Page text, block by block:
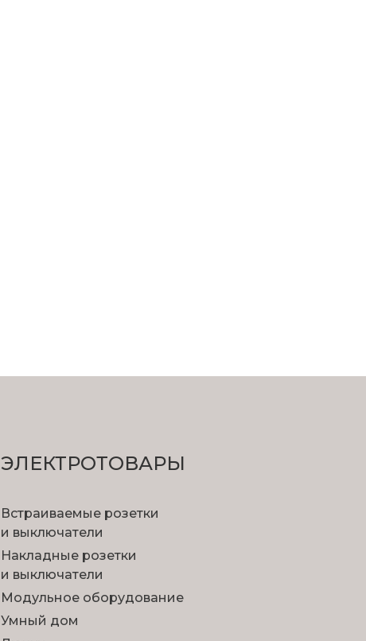
ЭЛЕКТРОТОВАРЫ
Встраиваемые розетки
и выключатели
Накладные розетки
и выключатели
Модульное оборудование
Умный дом